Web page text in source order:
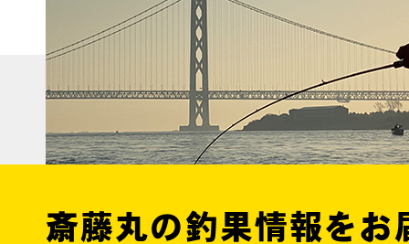
斎藤丸の釣果情報をお